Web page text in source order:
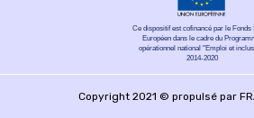
Ce dispositif est cofinancé par le Fonds
Européen dans le cadre du
opérationnel national "Emploi et
2014-2020
Copyright 2021 © propulsé par